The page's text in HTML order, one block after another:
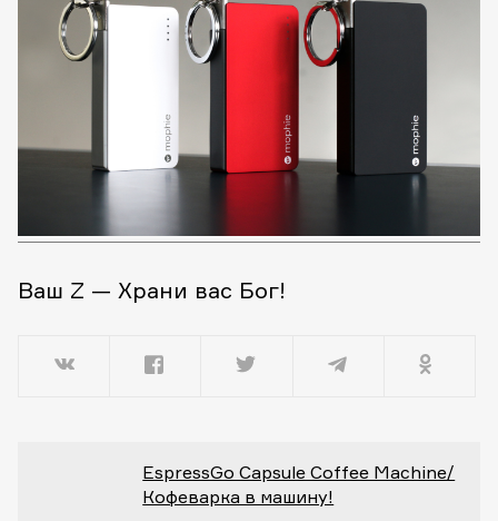
Ваш Z — Храни вас Бог!
EspressGo Capsule Coffee Machine/
Кофеварка в машину!